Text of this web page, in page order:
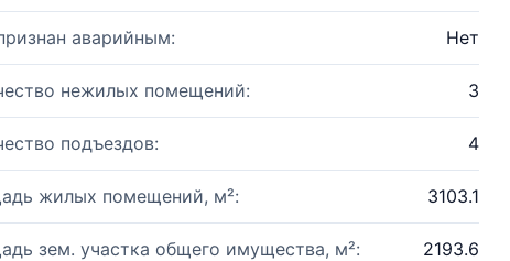
аварийным: Нет
нежилых помещений: 3
подъездов: 4
жилых помещений, м²: 3103.1
зем. участка общего имущества, м²: 2193.6